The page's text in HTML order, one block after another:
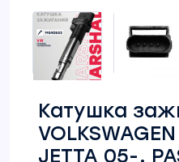
Катушка
JETTA 05-,